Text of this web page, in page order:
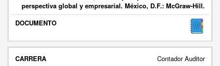
perspectiva global y empresarial. México, D.F.: McGraw-Hill.
Contador Auditor